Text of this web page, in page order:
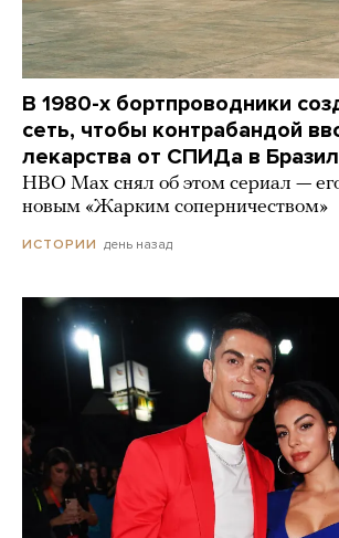
В 1980-х бортпроводники
сеть, чтобы контрабандой
лекарства от СПИДа в
HBO Max снял об этом сериал —
новым «Жарким соперничеством»
ИСТОРИИ день назад